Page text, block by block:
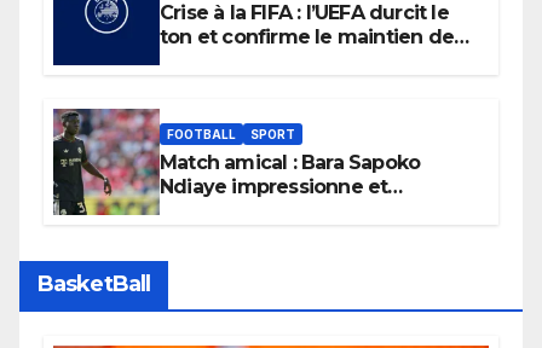
Crise à la FIFA : l’UEFA durcit le
ton et confirme le maintien de
FOOTBALL SPORT
Match amical : Bara Sapoko
Ndiaye impressionne et
BasketBall